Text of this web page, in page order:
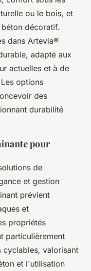
ou le bois, et
décoratif.
dans Artevia®
adapté aux
actuelles et à de
options
des
durabilité
pour
de
et gestion
prévient
et
propriétés
particulièrement
valorisant
et l'utilisation